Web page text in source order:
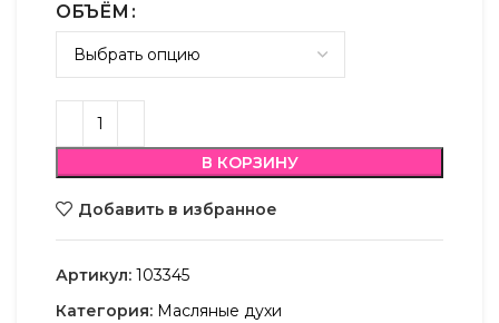
ОБЪЁМ
В КОРЗИНУ
Добавить в избранное
Артикул: 103345
Категория: Масляные духи